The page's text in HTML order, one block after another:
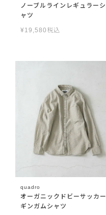
ノーブルラインレギュラーシ
ャツ
¥19,580 税込
quadro
オーガニックドビーサッカー
ギンガムシャツ